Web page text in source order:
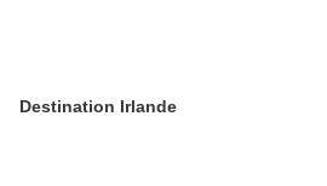
Destination Irlande